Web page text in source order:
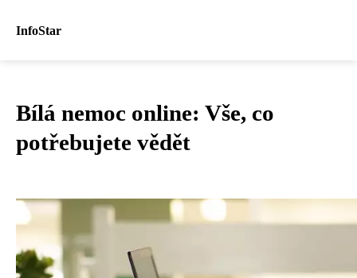
InfoStar
Bílá nemoc online: Vše, co
potřebujete vědět